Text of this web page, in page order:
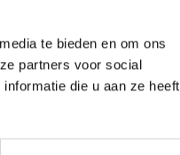
te bieden en om ons
partners voor social
die u aan ze heeft